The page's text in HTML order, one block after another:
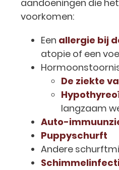
aandoeningen die
voorkomen:
Een allergie bij
atopie of een
De ziekte
langzaam
Auto-
Puppyschurft
Andere